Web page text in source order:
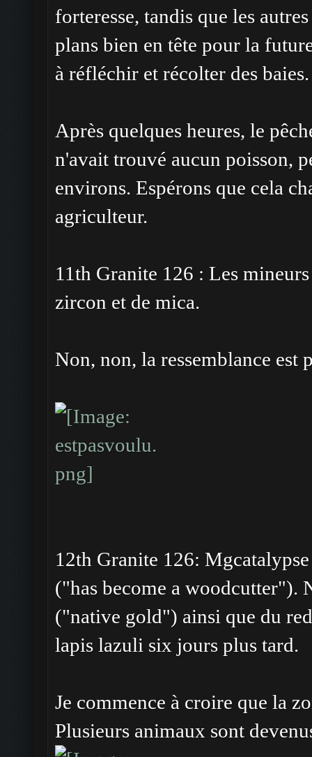
forteresse, tandis que les
plans bien en tête pour la
à réfléchir et récolter des baies.
Après quelques heures, le
n'avait trouvé aucun poisson,
environs. Espérons que cela
agriculteur.
11th Granite 126 : Les
zircon et de mica.
Non, non, la ressemblance
12th Granite 126:
("has become a woodcutter").
("native gold") ainsi que du
lapis lazuli six jours plus tard.
Je commence à croire que la
Plusieurs animaux sont